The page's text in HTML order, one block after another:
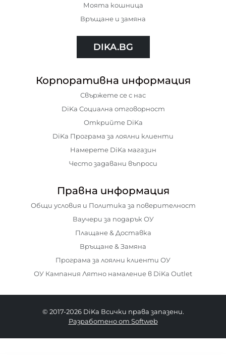
Моята кошница
Връщане и замяна
DIKA.BG
Корпоративна информация
Свържете се с нас
DiKa Социална отговорност
Открийте DiKa
DiKa Програма за лоялни клиенти
Намерете DiKa магазин
Често задавани въпроси
Правна информация
Общи условия и Политика за поверителност
Ваучери за подарък ОУ
Плащане & Доставка
Връщане & Замяна
Програма за лоялни клиенти ОУ
ОУ Кампания Лятно намаление в DiKa Outlet
© 2017-2026 DiKa Всички права запазени.
Разработено от Softweb